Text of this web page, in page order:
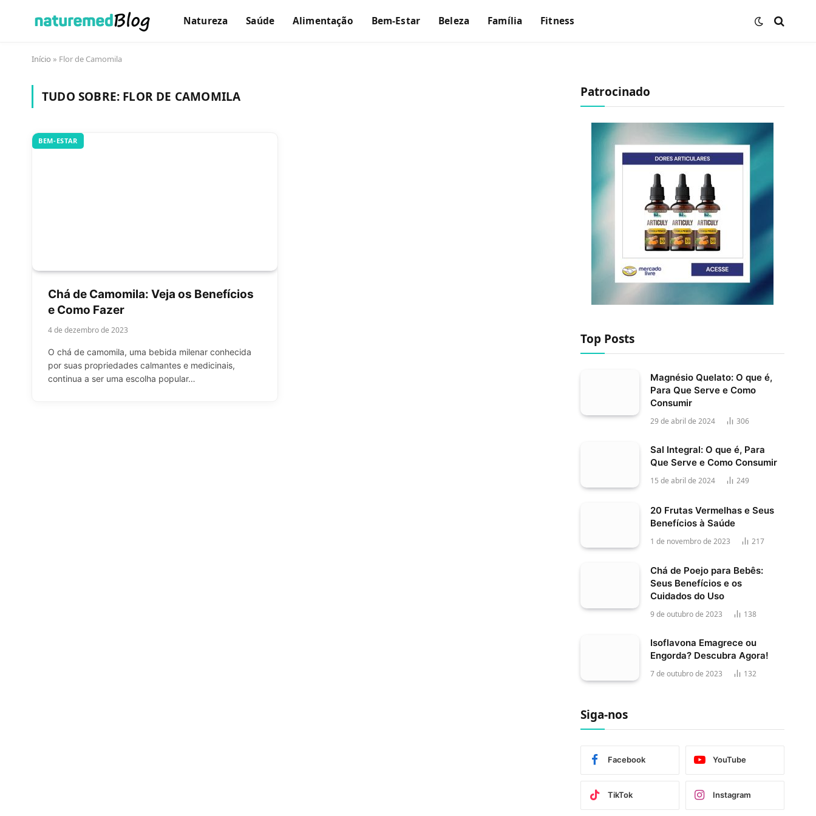
Natureza Saúde Alimentação Bem-Estar Beleza Família Fitness
Início » Flor de Camomila
TUDO SOBRE: FLOR DE CAMOMILA
BEM-ESTAR
Chá de Camomila: Veja os Benefícios
e Como Fazer
4 de dezembro de 2023
O chá de camomila, uma bebida milenar conhecida
por suas propriedades calmantes e medicinais,
continua a ser uma escolha popular…
Patrocinado
Top Posts
Magnésio Quelato: O que é,
Para Que Serve e Como
Consumir
29 de abril de 2024 306
Sal Integral: O que é, Para
Que Serve e Como Consumir
15 de abril de 2024 249
20 Frutas Vermelhas e Seus
Benefícios à Saúde
1 de novembro de 2023 217
Chá de Poejo para Bebês:
Seus Benefícios e os
Cuidados do Uso
9 de outubro de 2023 138
Isoflavona Emagrece ou
Engorda? Descubra Agora!
7 de outubro de 2023 132
Siga-nos
Facebook YouTube
TikTok Instagram